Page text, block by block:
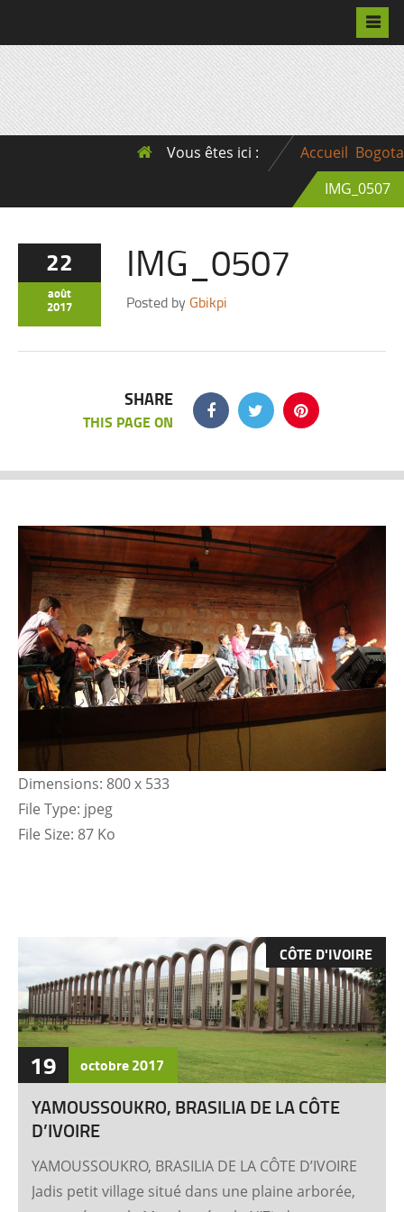
Vous êtes ici : Accueil Bogota
IMG_0507
22
août
2017
IMG_0507
Posted by Gbikpi
SHARE
THIS PAGE ON
Dimensions: 800 x 533
File Type: jpeg
File Size: 87 Ko
CÔTE D'IVOIRE
19 octobre2017
YAMOUSSOUKRO, BRASILIA DE LA CÔTE
D’IVOIRE
YAMOUSSOUKRO, BRASILIA DE LA CÔTE D’IVOIRE
Jadis petit village situé dans une plaine arborée,